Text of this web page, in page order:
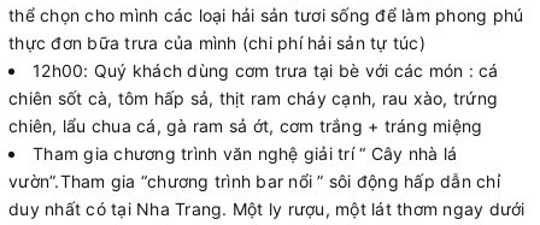
thể chọn cho mình các loại hải sản tươi sống để làm phong phú
thực đơn bữa trưa của mình (chi phí hải sản tự túc)
12h00: Quý khách dùng cơm trưa tại bè với các món : cá
chiên sốt cà, tôm hấp sả, thịt ram cháy cạnh, rau xào, trứng
chiên, lẩu chua cá, gà ram sả ớt, cơm trắng + tráng miệng
Tham gia chương trình văn nghệ giải trí “ Cây nhà lá
vườn”.Tham gia “chương trình bar nổi ” sôi động hấp dẫn chỉ
duy nhất có tại Nha Trang. Một ly rượu, một lát thơm ngay dưới